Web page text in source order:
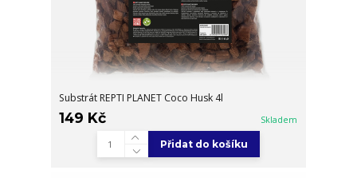
Substrát REPTI PLANET Coco Husk 4l
149 Kč Skladem
Přidat do košíku